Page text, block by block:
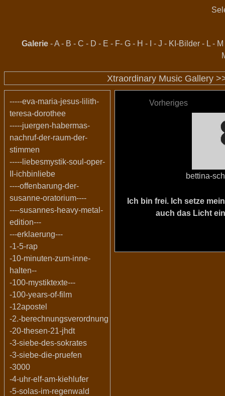
Galerie -A - B - C - D - E - F- G - H - - J - KI-Bilder - L - M
Xtraordinary Music Gallery
-----eva-maria-jesus-lilith-
teresa-dorothee
-----juergen-habermas-
nachruf-der-raum-der-
stimmen
-----liebesmystik-soul-oper-
II-ichbinliebe
----offenbarung-der-
susanne-oratorium----
----susannes-heavy-metal-
edition---
---erklaerung---
-1-5-rap
-10-minuten-zum-inne-
halten--
-100-mystiktexte---
-100-years-of-film
-12apostel
-2.-berechnungsverordnung
-20-thesen-21-jhdt
-3-siebe-des-sokrates
-3-siebe-die-pruefen
-3000
-4-uhr-elf-am-kiehlufer
-5-solas-im-regenwald
Vorheriges
bettina-
Ich bin frei. Ich setze
auch das Licht